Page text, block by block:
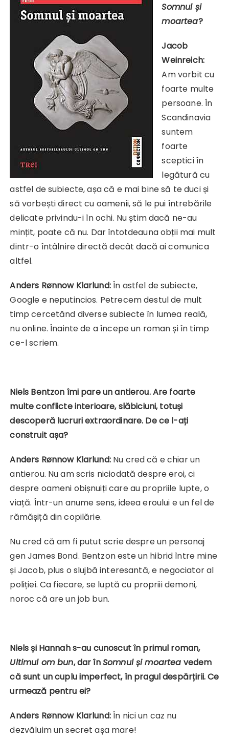
Somnul și
moartea?
Jacob
Weinreich:
Am vorbit cu
foarte multe
persoane. În
Scandinavia
suntem
foarte
sceptici în
legătură cu
astfel de subiecte, așa că e mai bine să te duci și
să vorbești direct cu oamenii, să le pui întrebările
delicate privindu-i în ochi. Nu știm dacă ne-au
mințit, poate că nu. Dar întotdeauna obții mai mult
dintr-o întâlnire directă decât dacă ai comunica
altfel.
Anders Rønnow Klarlund:În astfel de subiecte,
Google e neputincios. Petrecem destul de mult
timp cercetănd diverse subiecte în lumea reală,
nu online. Înainte de a începe un roman și în timp
ce-l scriem.
Niels Bentzon îmi pare un antierou. Are foarte
multe conflicte interioare, slăbiciuni, totuși
descoperă lucruri extraordinare. De ce l-ați
construit așa?
Anders Rønnow Klarlund: Nu cred că e chiar un
antierou. Nu am scris niciodată despre eroi, ci
despre oameni obișnuiți care au propriile lupte, o
viață. Într-un anume sens, ideea eroului e un fel de
rămășiță din copilărie.
Nu cred că am fi putut scrie despre un personaj
gen James Bond. Bentzon este un hibrid între mine
și Jacob, plus o slujbă interesantă, e negociator al
poliției. Ca fiecare, se luptă cu propriii demoni,
noroc că are un job bun.
Niels și Hannah s-au cunoscut în primul roman,
Ultimul om bun, dar înSomnul și moartea vedem
că sunt un cuplu imperfect, în pragul despărțirii. Ce
urmează pentru ei?
Anders Rønnow Klarlund:În nici un caz nu
dezvăluim un secret așa mare!